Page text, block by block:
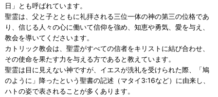
日」とも呼ばれています。
聖霊は、父と子とともに礼拝される三位一体の神の第三の位格であ
り、信じる人々の心に働いて信仰を強め、知恵や勇気、愛を与え、
教会を導いてくださいます。
カトリック教会は、聖霊がすべての信者をキリストに結び合わせ、
その使命を果たす力を与える方であると教えています。
聖霊は目に見えない神ですが、イエスが洗礼を受けられた際、「鳩
のように」降ったという聖書の記述（マタイ3:16など）に由来し、
ハトの姿で表されることが多くあります。